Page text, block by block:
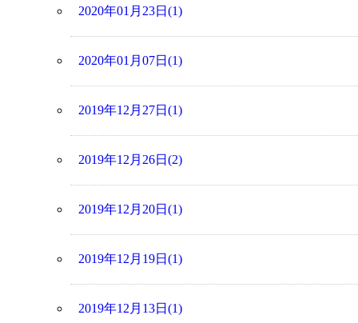
2020年01月23日(1)
2020年01月07日(1)
2019年12月27日(1)
2019年12月26日(2)
2019年12月20日(1)
2019年12月19日(1)
2019年12月13日(1)